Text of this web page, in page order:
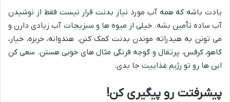
یادت باشه که همه آب مورد نیاز بدنت قرار نیست فقط از نوشیدن
آب ساده تأمین بشه. خیلی از میوه ها و سبزیجات آب زیادی دارن و
می تونن به هیدراته موندن بدنت کمک کنن. هندوانه، خربزه، خیار،
کاهو، کرفس، پرتقال و گوجه فرنگی مثال های خوبی هستن. سعی کن
این ها رو تو رژیم غذاییت جا بدی.
پیشرفتت رو پیگیری کن!